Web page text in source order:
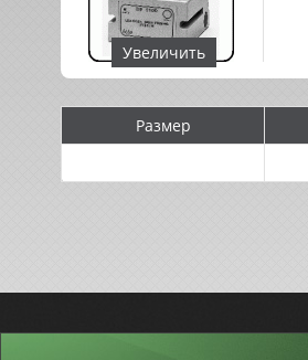
Увеличить
Размер